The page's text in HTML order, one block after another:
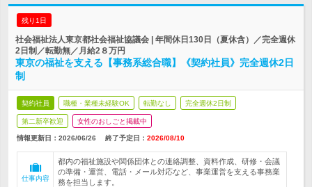
残り1日
社会福祉法人東京都社会福祉協議会 | 年間休日130日（夏休含）／完全週休
2日制／転勤無／月給2８万円
東京の福祉を支える【事務系総合職】《契約社員》完全週休2日
制
契約社員 職種・業種未経験OK 転勤なし 完全週休2日制
第二新卒歓迎 女性のおしごと掲載中
情報更新日：2026/06/26 終了予定日： 2026/08/10
仕事内容
都内の福祉施設や関係団体との連絡調整、資料作成、研修・会議
の準備・運営、電話・メール対応など、事業運営を支える事務業
務を担当します。